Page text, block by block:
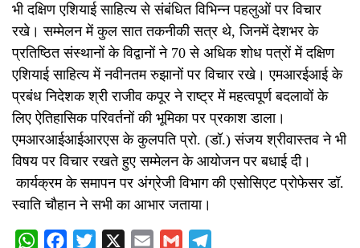
भी दक्षिण एशियाई साहित्य से संबंधित विभिन्न पहलुओं पर विचार
रखे। सम्मेलन में कुल सात तकनीकी सत्र थे, जिनमें देशभर के
प्रतिष्ठित संस्थानों के विद्वानों ने 70 से अधिक शोध पत्रों में दक्षिण
एशियाई साहित्य में नवीनतम रुझानों पर विचार रखे। एमआरईआई के
प्रबंध निदेशक श्री राजीव कपूर ने राष्ट्र में महत्वपूर्ण बदलावों के
लिए ऐतिहासिक परिवर्तनों की भूमिका पर प्रकाश डाला।
एमआरआईआईआरएस के कुलपति प्रो. (डॉ.) संजय श्रीवास्तव ने भी
विषय पर विचार रखते हुए सम्मेलन के आयोजन पर बधाई दी।
कार्यक्रम के समापन पर अंग्रेजी विभाग की एसोसिएट प्रोफेसर डॉ.
स्वाति चौहान ने सभी का आभार जताया।
WhatsAppFacebook
Twitter Email Gmail